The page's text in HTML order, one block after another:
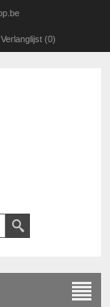
Verlanglijst (0)